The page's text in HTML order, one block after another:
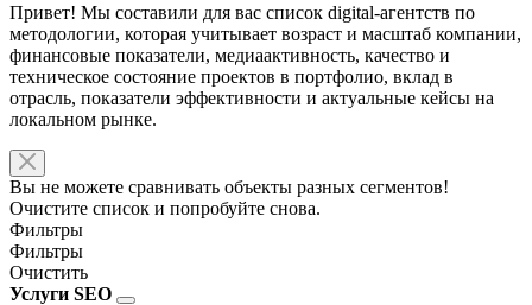
Привет! Мы составили для вас список digital-агентств по
методологии, которая учитывает возраст и масштаб компании,
финансовые показатели, медиаактивность, качество и
техническое состояние проектов в портфолио, вклад в
отрасль, показатели эффективности и актуальные кейсы на
локальном рынке.
Вы не можете сравнивать объекты разных сегментов!
Очистите список и попробуйте снова.
Фильтры
Фильтры
Очистить
Услуги SEO